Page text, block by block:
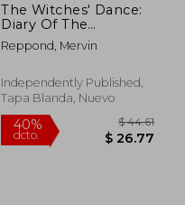
The Witches' Dance:
Diary Of The
Paranormal Ballet
Dancers: Types Of
Reppond, Mervin
Independently Published,
Tapa Blanda, Nuevo